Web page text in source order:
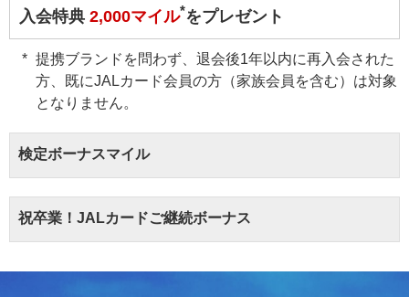
入会特典 2,000マイル*をプレゼント
提携ブランドを問わず、退会後1年以内に再入会された
方、既にJALカード会員の方（家族会員を含む）は対象
となりません。
検定ボーナスマイル
祝卒業！JALカードご継続ボーナス